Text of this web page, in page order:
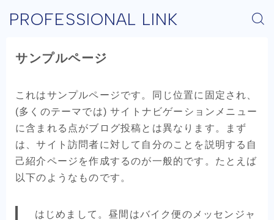
PROFESSIONAL LINK
サンプルページ
これはサンプルページです。同じ位置に固定され、
(多くのテーマでは) サイトナビゲーションメニュー
に含まれる点がブログ投稿とは異なります。まず
は、サイト訪問者に対して自分のことを説明する自
己紹介ページを作成するのが一般的です。たとえば
以下のようなものです。
はじめまして。昼間はバイク便のメッセンジャ